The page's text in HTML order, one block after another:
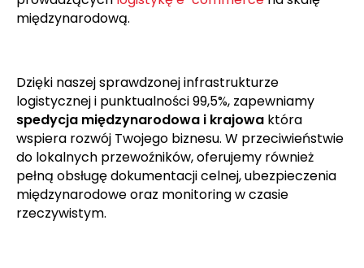
międzynarodową.
Dzięki naszej sprawdzonej infrastrukturze
logistycznej i punktualności 99,5%, zapewniamy
spedycja międzynarodowa i krajowa która
wspiera rozwój Twojego biznesu. W przeciwieństwie
do lokalnych przewoźników, oferujemy również
pełną obsługę dokumentacji celnej, ubezpieczenia
międzynarodowe oraz monitoring w czasie
rzeczywistym.